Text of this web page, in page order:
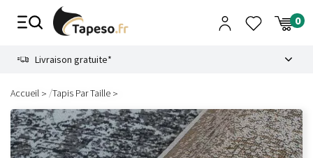
Livraison gratuite*
Accueil /Tapis Par Taille